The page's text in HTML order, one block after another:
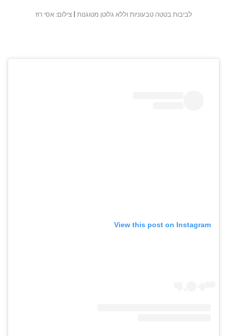
לביבות בטטה טבעוניות וללא גלוטן מטוגנות | צילום: אסי רוז
View this post on Instagram